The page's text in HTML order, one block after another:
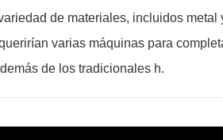
de materiales, incluidos
varias máquinas para
de los tradicionales h.